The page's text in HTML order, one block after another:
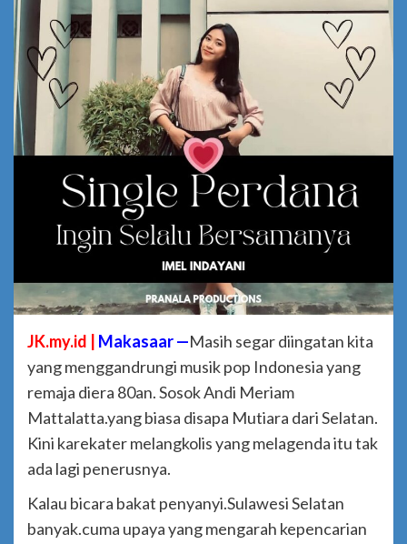
JK.my.id | Makasaar —Masih segar diingatan kita
yang menggandrungi musik pop Indonesia yang
remaja diera 80an. Sosok Andi Meriam
Mattalatta.yang biasa disapa Mutiara dari Selatan.
Kini karekater melangkolis yang melagenda itu tak
ada lagi penerusnya.
Kalau bicara bakat penyanyi.Sulawesi Selatan
banyak.cuma upaya yang mengarah kepencarian